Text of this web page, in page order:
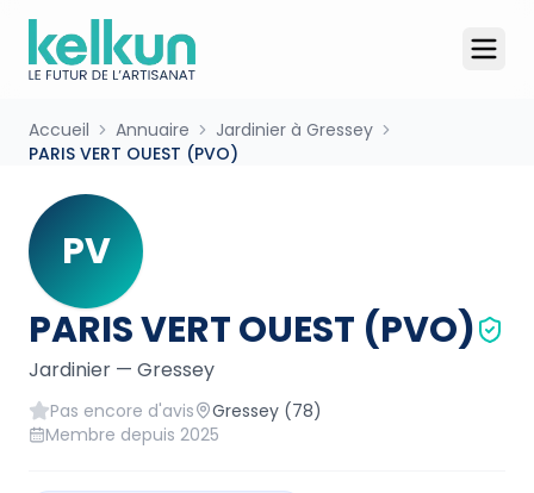
Accueil Annuaire
Jardinier à Gressey
PARIS VERT OUEST (PVO)
PV
PARIS VERT OUEST (PVO)
Jardinier — Gressey
Pas encore d'avis Gressey (78)
Membre depuis 2025